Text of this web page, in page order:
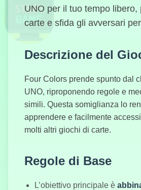
UNO per il tuo tempo libero,
carte e sfida gli avversari
Descrizione del
Four Colors prende spunto dal
UNO, riproponendo regole e
simili. Questa somiglianza lo
apprendere e facilmente
molti altri giochi di carte.
Regole di Base
L’obiettivo principale è